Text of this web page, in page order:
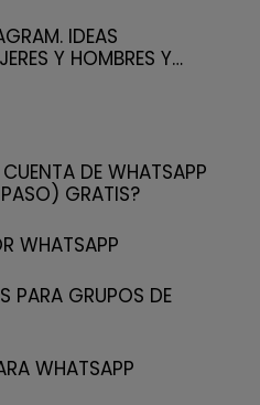
IDEAS
Y HOMBRES Y…
DE WHATSAPP
GRATIS?
WHATSAPP
PARA GRUPOS DE
WHATSAPP